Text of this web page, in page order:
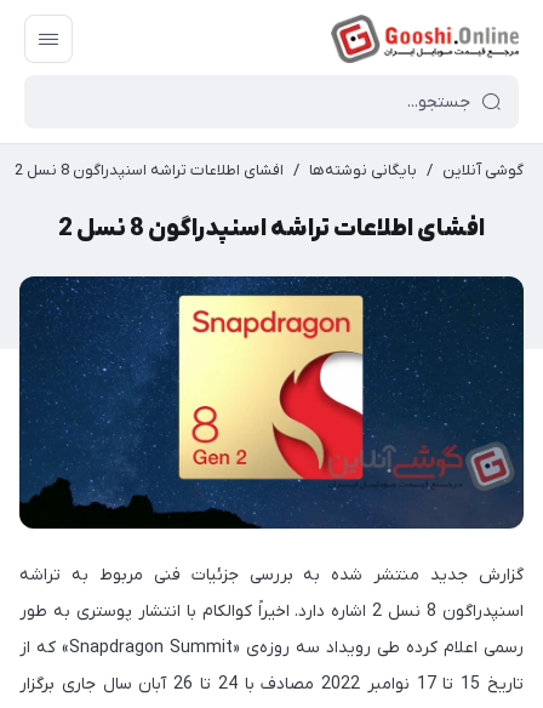
گوشی آنلاین / بایگانی نوشته‌ها / افشای اطلاعات تراشه اسنپدراگون 8 نسل 2
افشای اطلاعات تراشه اسنپدراگون 8 نسل 2
گزارش جدید منتشر شده به بررسی جزئیات فنی مربوط به تراشه
اسنپدراگون 8 نسل 2 اشاره دارد. اخیراً کوالکام با انتشار پوستری به طور
رسمی اعلام کرده طی رویداد سه روزه‌ی «Snapdragon Summit» که از
تاریخ 15 تا 17 نوامبر 2022 مصادف با 24 تا 26 آبان سال جاری برگزار